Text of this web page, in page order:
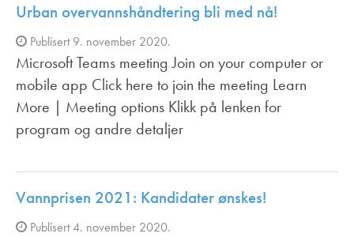
Urban overvannshåndtering bli med nå!
Publisert 9. november 2020.
Microsoft Teams meeting Join on your computer or
mobile app Click here to join the meeting Learn
More | Meeting options Klikk på lenken for
program og andre detaljer
Vannprisen 2021: Kandidater ønskes!
Publisert 4. november 2020.